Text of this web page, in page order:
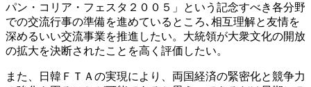
パン・コリア・フェスタ２００５」という記念すべき各分野
での交流行事の準備を進めているところ､相互理解と友情を
深めるいい交流事業を推進したい。大統領が大衆文化の開放
の拡大を決断されたことを高く評価したい。
また、日韓ＦＴＡの実現により、両国経済の緊密化と競争力